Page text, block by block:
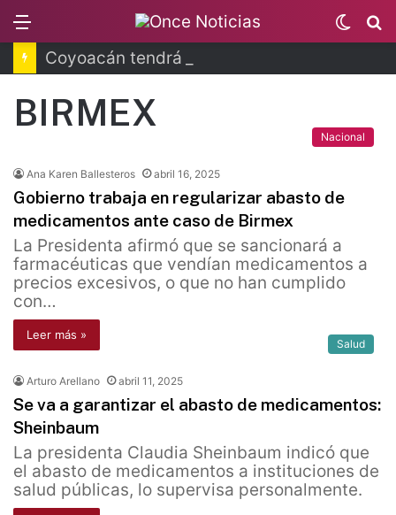
Switch
skin
BIRMEX
Nacional
Ana Karen Ballesteros abril 16, 2025
Gobierno trabaja en regularizar abasto de
medicamentos ante caso de Birmex
La Presidenta afirmó que se sancionará a
farmacéuticas que vendían medicamentos a
precios excesivos, o que no han cumplido
con…
Leer más »
Salud
Arturo Arellano abril 11, 2025
Se va a garantizar el abasto de medicamentos:
Sheinbaum
La presidenta Claudia Sheinbaum indicó que
el abasto de medicamentos a instituciones de
salud públicas, lo supervisa personalmente.